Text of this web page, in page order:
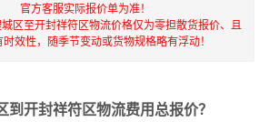
官方客服实际报价单为准！
区至开封祥符区物流价格仅为零担散货报价、且
时效性，随季节变动或货物规格略有浮动！
到开封祥符区物流费用总报价？